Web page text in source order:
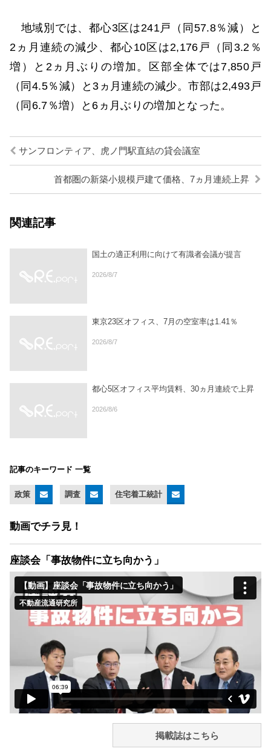
地域別では、都心3区は241戸（同57.8％減）と
2ヵ月連続の減少、都心10区は2,176戸（同3.2％
増）と2ヵ月ぶりの増加。区部全体では7,850戸
（同4.5％減）と3ヵ月連続の減少。市部は2,493戸
（同6.7％増）と6ヵ月ぶりの増加となった。
サンフロンティア、虎ノ門駅直結の貸会議室
首都圏の新築小規模戸建て価格、7ヵ月連続上昇
関連記事
国土の適正利用に向けて有識者会議が提言
2026/8/7
東京23区オフィス、7月の空室率は1.41％
2026/8/7
都心5区オフィス平均賃料、30ヵ月連続で上昇
2026/8/6
記事のキーワード 一覧
政策 調査 住宅着工統計
動画でチラ見！
座談会「事故物件に立ち向かう」
掲載誌はこちら